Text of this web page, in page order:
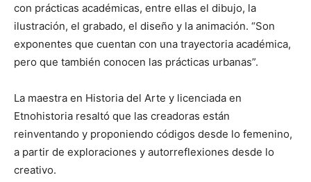
con prácticas académicas, entre ellas el dibujo, la
ilustración, el grabado, el diseño y la animación. “Son
exponentes que cuentan con una trayectoria académica,
pero que también conocen las prácticas urbanas”.
La maestra en Historia del Arte y licenciada en
Etnohistoria resaltó que las creadoras están
reinventando y proponiendo códigos desde lo femenino,
a partir de exploraciones y autorreflexiones desde lo
creativo.